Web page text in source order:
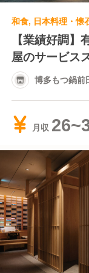
【業績好調
屋のサービス
博多もつ鍋前
月収